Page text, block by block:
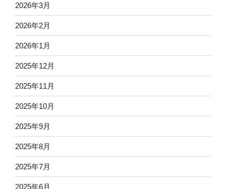
2026年3月
2026年2月
2026年1月
2025年12月
2025年11月
2025年10月
2025年9月
2025年8月
2025年7月
2025年6月